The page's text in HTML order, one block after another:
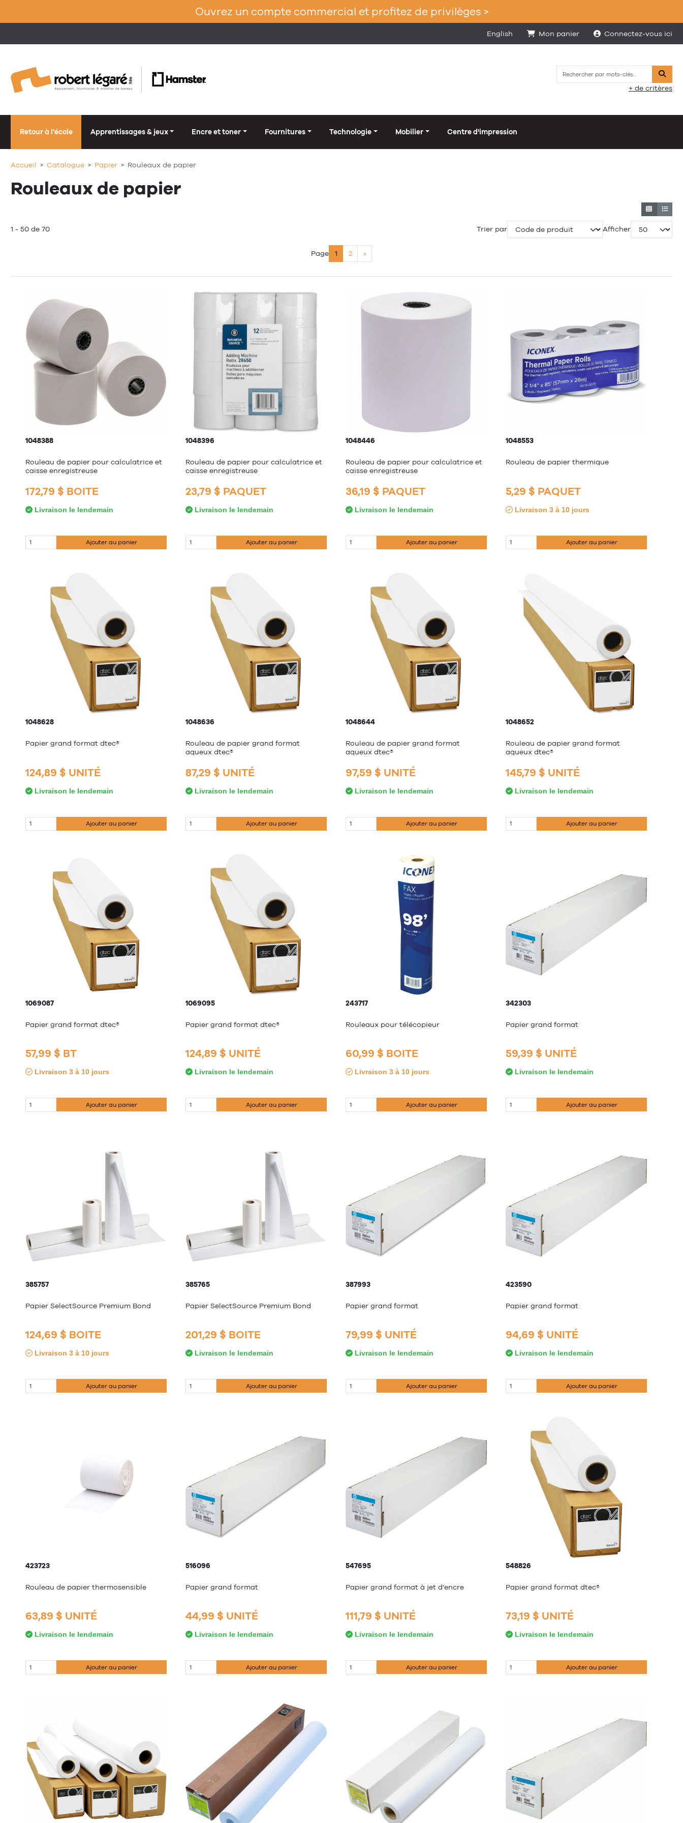
Ouvrez un compte commercial et profitez de privilèges >
English Mon panier Connectez-vous ici
+ de critères
Retour à l’école Apprentissages & jeux Encre et toner Fournitures Technologie Mobilier Centre d'impression
Accueil Catalogue Papier Rouleaux de papier
Rouleaux de papier
1 - 50 de 70 Trier par Afficher
Page 1 2 »
1048388
Rouleau de papier pour calculatrice et
caisse enregistreuse
172,79 $ BOITE
Livraison le lendemain
Ajouter au panier
1048396
Rouleau de papier pour calculatrice et
caisse enregistreuse
23,79 $ PAQUET
Livraison le lendemain
Ajouter au panier
1048446
Rouleau de papier pour calculatrice et
caisse enregistreuse
36,19 $ PAQUET
Livraison le lendemain
Ajouter au panier
1048553
Rouleau de papier thermique
5,29 $ PAQUET
Livraison 3 à 10 jours
Ajouter au panier
1048628
Papier grand format dtec®
124,89 $ UNITÉ
Livraison le lendemain
Ajouter au panier
1048636
Rouleau de papier grand format
aqueux dtec®
87,29 $ UNITÉ
Livraison le lendemain
Ajouter au panier
1048644
Rouleau de papier grand format
aqueux dtec®
97,59 $ UNITÉ
Livraison le lendemain
Ajouter au panier
1048652
Rouleau de papier grand format
aqueux dtec®
145,79 $ UNITÉ
Livraison le lendemain
Ajouter au panier
1069087
Papier grand format dtec®
57,99 $ BT
Livraison 3 à 10 jours
Ajouter au panier
1069095
Papier grand format dtec®
124,89 $ UNITÉ
Livraison le lendemain
Ajouter au panier
243717
Rouleaux pour télécopieur
60,99 $ BOITE
Livraison 3 à 10 jours
Ajouter au panier
342303
Papier grand format
59,39 $ UNITÉ
Livraison le lendemain
Ajouter au panier
385757
Papier SelectSource Premium Bond
124,69 $ BOITE
Livraison 3 à 10 jours
Ajouter au panier
385765
Papier SelectSource Premium Bond
201,29 $ BOITE
Livraison le lendemain
Ajouter au panier
387993
Papier grand format
79,99 $ UNITÉ
Livraison le lendemain
Ajouter au panier
423590
Papier grand format
94,69 $ UNITÉ
Livraison le lendemain
Ajouter au panier
423723
Rouleau de papier thermosensible
63,89 $ UNITÉ
Livraison le lendemain
Ajouter au panier
516096
Papier grand format
44,99 $ UNITÉ
Livraison le lendemain
Ajouter au panier
547695
Papier grand format à jet d’encre
111,79 $ UNITÉ
Livraison le lendemain
Ajouter au panier
548826
Papier grand format dtec®
73,19 $ UNITÉ
Livraison le lendemain
Ajouter au panier